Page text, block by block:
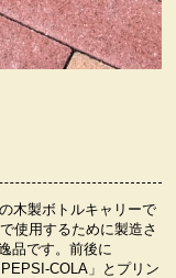
木製ボトルキャリーで
使用するために製造さ
品です。前後に
COLA」とプリン